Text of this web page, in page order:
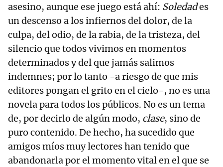
asesino, aunque ese juego está ahí: Soledades
un descenso a los infiernos del dolor, de la
culpa, del odio, de la rabia, de la tristeza, del
silencio que todos vivimos en momentos
determinados y del que jamás salimos
indemnes; por lo tanto -a riesgo de que mis
editores pongan el grito en el cielo-, no es una
novela para todos los públicos. No es un tema
de, por decirlo de algún modo, clase, sino de
puro contenido. De hecho, ha sucedido que
amigos míos muy lectores han tenido que
abandonarla por el momento vital en el que se